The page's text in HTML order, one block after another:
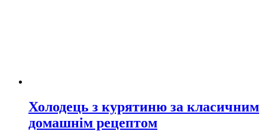
Холодець з курятиню за класичним
домашнім рецептом